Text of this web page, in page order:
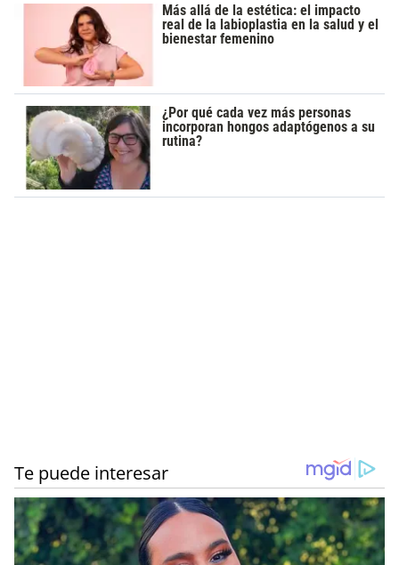
Más allá de la estética: el impacto
real de la labioplastia en la salud y el
bienestar femenino
¿Por qué cada vez más personas
incorporan hongos adaptógenos a su
rutina?